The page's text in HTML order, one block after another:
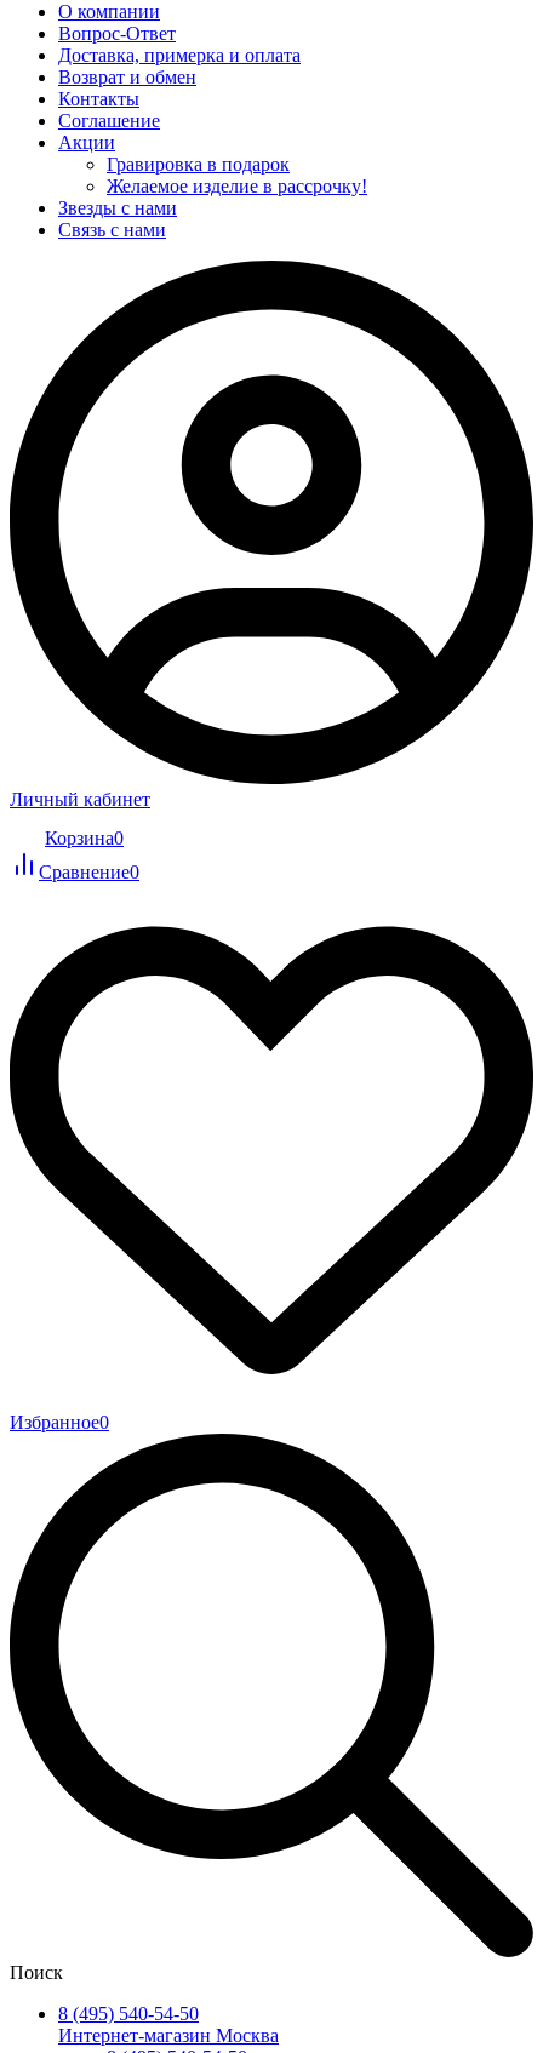
О компании
Вопрос-Ответ
Доставка, примерка и оплата
Возврат и обмен
Контакты
Соглашение
Акции
Гравировка в подарок
Желаемое изделие в рассрочку!
Звезды с нами
Связь с нами
Личный кабинет
Корзина0
Сравнение0
Избранное0
Поиск
8 (495) 540-54-50
Интернет-магазин Москва